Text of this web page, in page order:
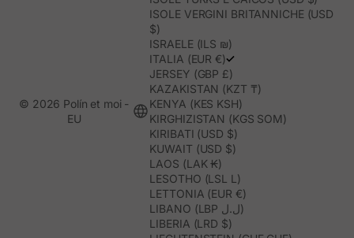
ISOLE VERGINI BRITANNICHE (USD
$)
ISRAELE (ILS ₪)
ITALIA (EUR €)
JERSEY (GBP £)
KAZAKISTAN (KZT ₸)
KENYA (KES KSH)
KIRGHIZISTAN (KGS SOM)
KIRIBATI (USD $)
KUWAIT (USD $)
LAOS (LAK ₭)
LESOTHO (LSL L)
LETTONIA (EUR €)
LIBANO (LBP ل.ل)
LIBERIA (LRD $)
© 2026 Polín et moi -
EU